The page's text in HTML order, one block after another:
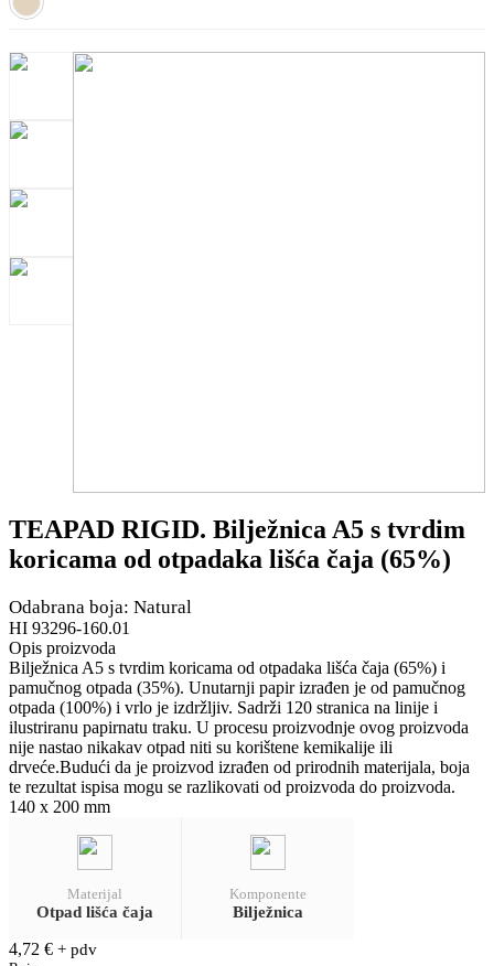
TEAPAD RIGID. Bilježnica A5 s tvrdim
koricama od otpadaka lišća čaja (65%)
Odabrana boja: Natural
HI 93296-160.01
Opis proizvoda
Bilježnica A5 s tvrdim koricama od otpadaka lišća čaja (65%) i
pamučnog otpada (35%). Unutarnji papir izrađen je od pamučnog
otpada (100%) i vrlo je izdržljiv. Sadrži 120 stranica na linije i
ilustriranu papirnatu traku. U procesu proizvodnje ovog proizvoda
nije nastao nikakav otpad niti su korištene kemikalije ili
drveće.Budući da je proizvod izrađen od prirodnih materijala, boja
te rezultat ispisa mogu se razlikovati od proizvoda do proizvoda.
140 x 200 mm
Materijal
Otpad lišća čaja
Komponente
Bilježnica
4,72 € + pdv